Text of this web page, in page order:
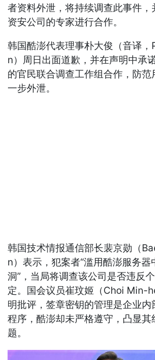
者资料外泄，将持续调查此事件，
资安公司的专家进行合作。
韩国酷澎代表理事朴大俊（音译
n）周日出面道歉，并在声明中承
的官民联合调查工作组合作，防范
一步外泄。
韩国技术情报通信部长裴京勋（
n）表示，犯案者“滥用酷澎服务器
洞”，当局将调查该公司是否违反
定。国会议员崔玟姬（Choi Min-
明批评，签章密钥的管理是企业内
程序，酷澎却未严格遵守，凸显其
题。